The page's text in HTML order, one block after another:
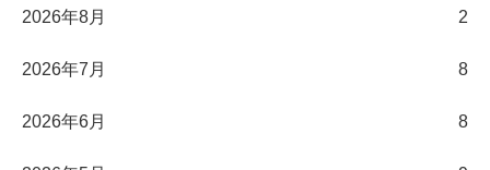
2026年8月 2
2026年7月 8
2026年6月 8